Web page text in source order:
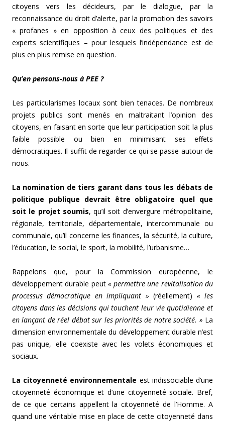
citoyens vers les décideurs, par le dialogue, par la
reconnaissance du droit d’alerte, par la promotion des savoirs
« profanes » en opposition à ceux des politiques et des
experts scientifiques – pour lesquels l’indépendance est de
plus en plus remise en question.
Qu’en pensons-nous à PEE ?
Les particularismes locaux sont bien tenaces. De nombreux
projets publics sont menés en maltraitant l’opinion des
citoyens, en faisant en sorte que leur participation soit la plus
faible possible ou bien en minimisant ses effets
démocratiques. Il suffit de regarder ce qui se passe autour de
nous.
La nomination de tiers garant dans tous les débats de
politique publique devrait être obligatoire quel que
soit le projet soumis, qu’il soit d’envergure métropolitaine,
régionale, territoriale, départementale, intercommunale ou
communale, qu’il concerne les finances, la sécurité, la culture,
l’éducation, le social, le sport, la mobilité, l’urbanisme…
Rappelons que, pour la Commission européenne, le
développement durable peut « permettre une revitalisation du
processus démocratique en impliquant » (réellement) « les
citoyens dans les décisions qui touchent leur vie quotidienne et
en lançant de réel débat sur les priorités de notre société. » La
dimension environnementale du développement durable n’est
pas unique, elle coexiste avec les volets économiques et
sociaux.
La citoyenneté environnementale est indissociable d’une
citoyenneté économique et d’une citoyenneté sociale. Bref,
de ce que certains appellent la citoyenneté de l’Homme. A
quand une véritable mise en place de cette citoyenneté dans